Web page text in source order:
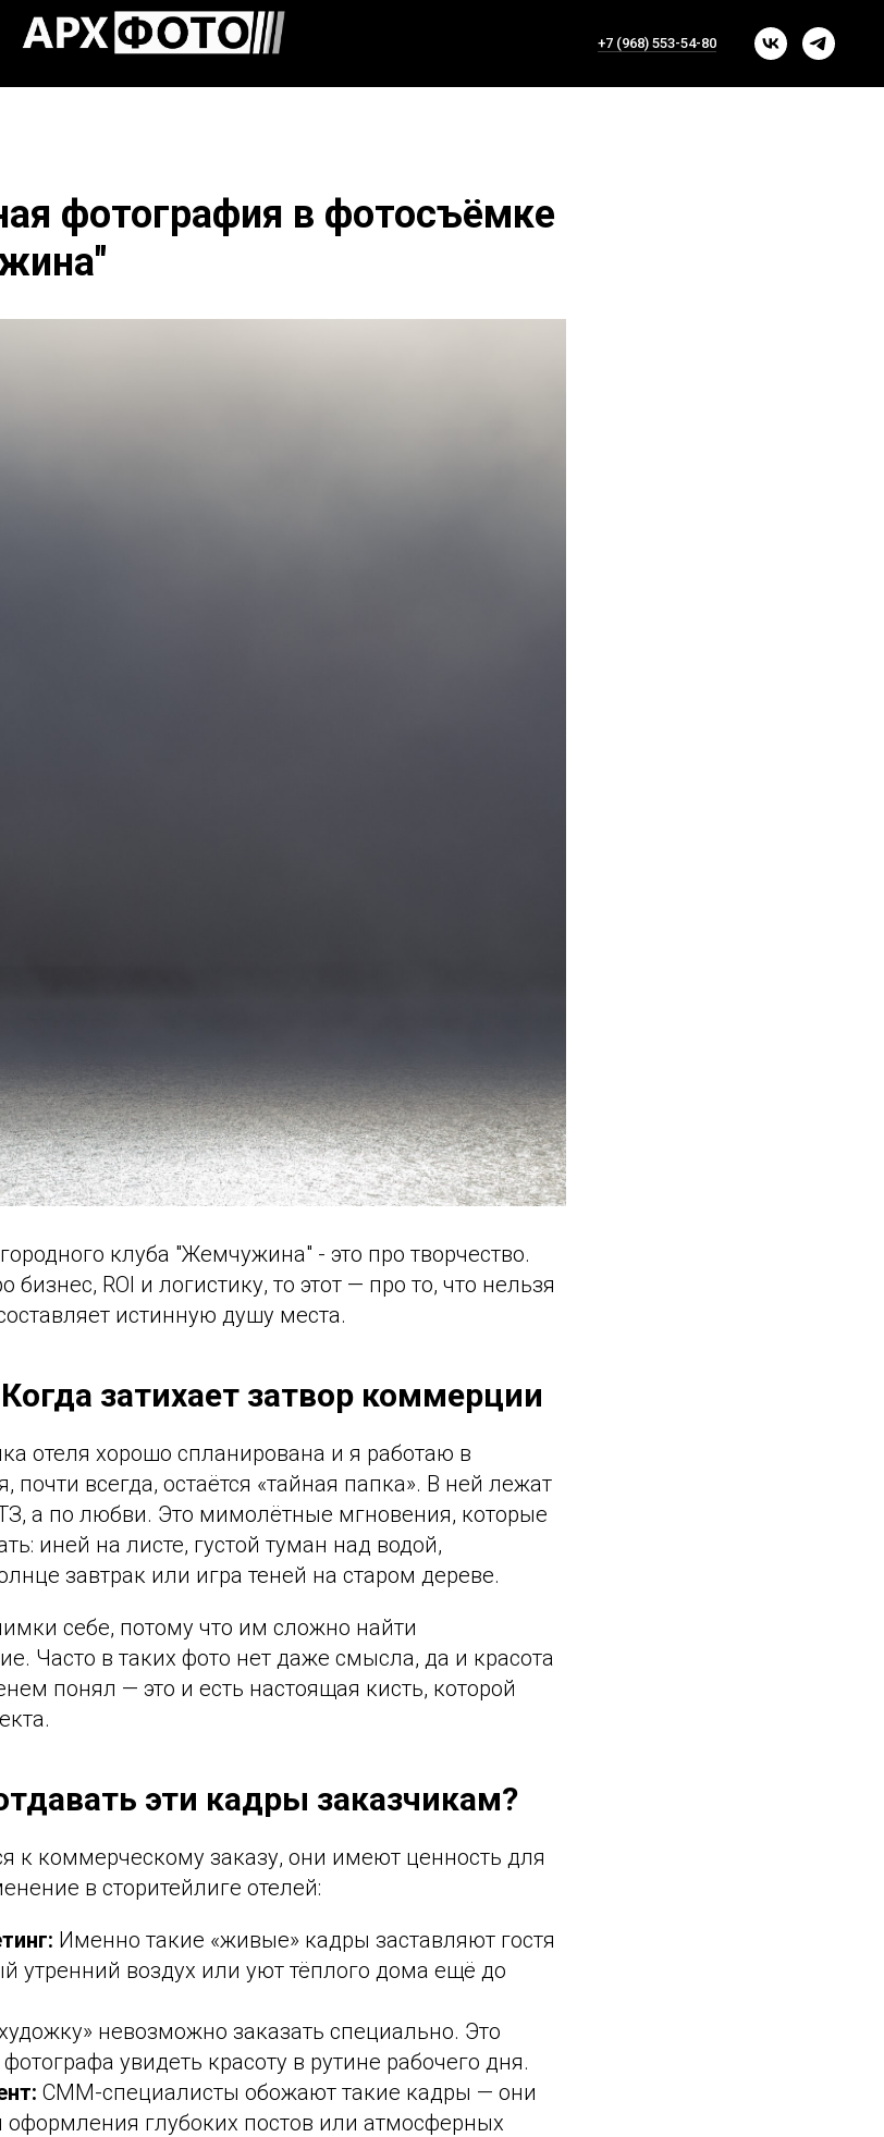
+7 (968) 553-54-80
фотография в фотосъёмке
клуба "Жемчужина" - это про творчество.
ROI и логистику, то этот — про то, что нельзя
истинную душу места.
затихает затвор коммерции
отеля хорошо спланирована и я работаю в
всегда, остаётся «тайная папка». В ней лежат
а по любви. Это мимолётные мгновения, которые
иней на листе, густой туман над водой,
завтрак или игра теней на старом дереве.
себе, потому что им сложно найти
Часто в таких фото нет даже смысла, да и красота
понял — это и есть настоящая кисть, которой
эти кадры заказчикам?
к коммерческому заказу, они имеют ценность для
в сторитейлиге отелей:
Именно такие «живые» кадры заставляют гостя
утренний воздух или уют тёплого дома ещё до
невозможно заказать специально. Это
увидеть красоту в рутине рабочего дня.
СММ-специалисты обожают такие кадры — они
оформления глубоких постов или атмосферных